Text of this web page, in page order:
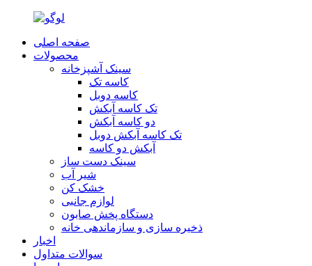
صفحه اصلی
محصولات
سینک آشپزخانه
کاسه تک
کاسه دوبل
تک کاسه آبکش
دو کاسه آبکش
تک کاسه آبکش دوبل
آبکش دو کاسه
سینک دست ساز
شير آب
خشک کن
لوازم جانبی
دستگاه پخش صابون
ذخیره سازی و سازماندهی خانه
اخبار
سوالات متداول